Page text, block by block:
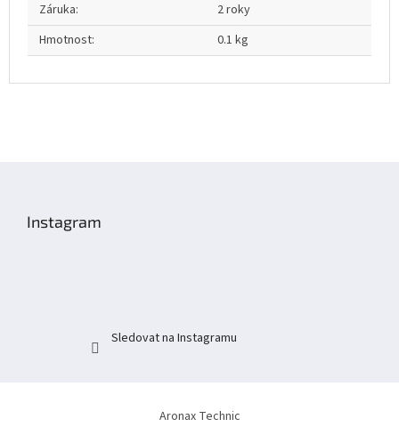
Záruka:
2 roky
Hmotnost: 0.1 kg
Instagram
Sledovat na Instagramu
Aronax Technic